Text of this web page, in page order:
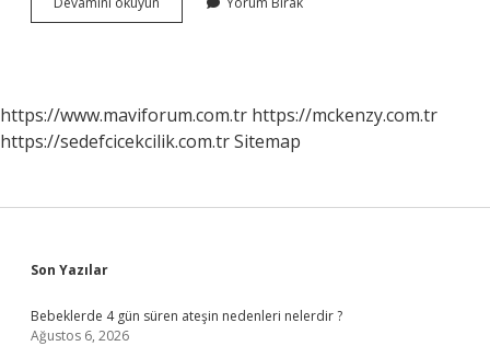
Hadisin
https://www.maviforum.com.tr https://mckenzy.com.tr
https://sedefcicekcilik.com.trSitemap
Sidebar
Son Yazılar
Bebeklerde 4 gün süren ateşin nedenleri nelerdir ?
Ağustos 6, 2026